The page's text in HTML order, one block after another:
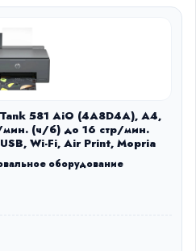
581 AiO (4A8D4A), A4,
(ч/б) до 16 стр/мин.
Wi-Fi, Air Print, Mopria
оборудование